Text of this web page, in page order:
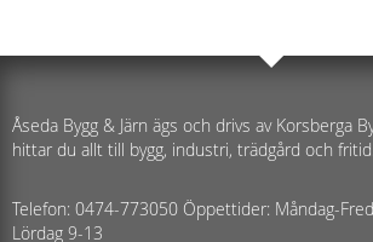
Åseda Bygg & Järn ägs och drivs av Korsberga
hittar du allt till bygg, industri, trädgård och fritid.
Telefon: 0474-773050 Öppettider: Måndag-
Lördag 9-13